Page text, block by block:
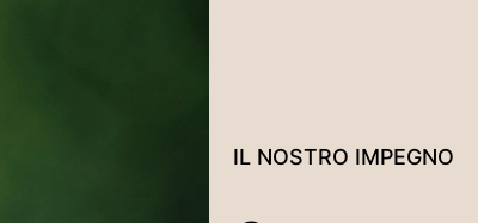
IL NOSTRO IMPEGNO